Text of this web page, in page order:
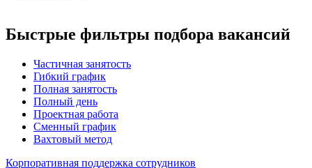
Быстрые фильтры подбора вакансий
Частичная занятость
Гибкий график
Полная занятость
Полный день
Проектная работа
Сменный график
Вахтовый метод
Корпоративная поддержка сотрудников